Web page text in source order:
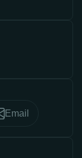
Email